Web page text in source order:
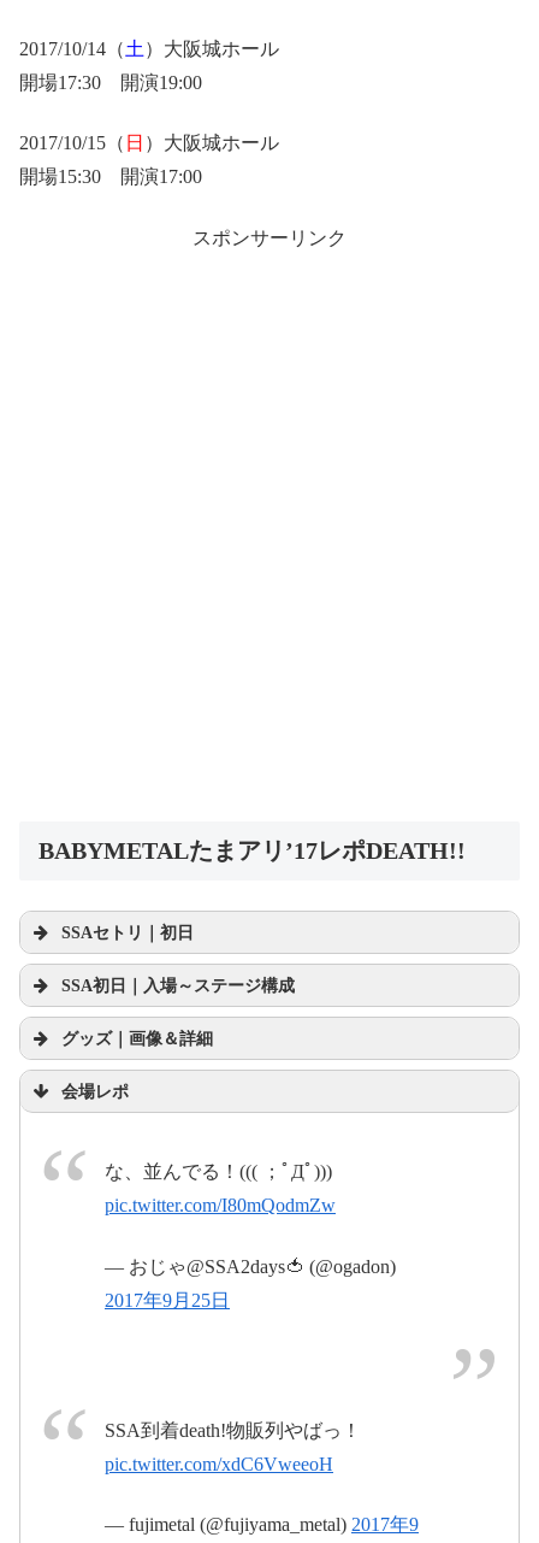
2017/10/14（土 ）大阪城ホール
開場17:30 開演19:00
2017/10/15（ 日 ）大阪城ホール
開場15:30 開演17:00
スポンサーリンク
BABYMETALたまアリ’17レポDEATH!!
SSAセトリ｜初日
#BABYMETAL
SSA初日｜入場～ステージ構成
pic.twitter.com/8BZYWI5fwA
2017年9月26日
メインアリーナモード エンドステージ2の座席表ペ
www.saitama-arena.co.jp
グッズ｜画像＆詳細
#BABYMETAL #巨大キツネ祭り
いたまスーパーアリーナ
#BABYMETAL
pic.twitter.com/NIhZh5oDtV
2017
会場レポ
な、並んでる！((( ；ﾟДﾟ)))
pic.twitter.com/I80mQodmZw
— おじゃ@SSA2days🍅 (@ogadon)
2017年9月25日
SSA到着death!物販列やばっ！
pic.twitter.com/xdC6VweeoH
— fujimetal (@fujiyama_metal) 2017年9